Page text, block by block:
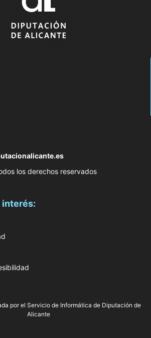
los derechos reservados
interés:
por el Servicio de Informática de Diputación de
Alicante